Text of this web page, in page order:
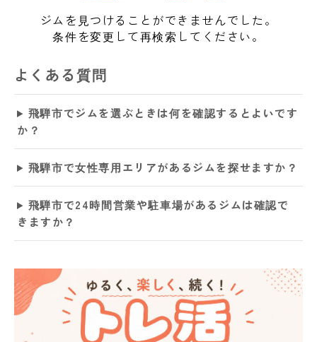
ジムを見つけることができませんでした。
条件を変更して再検索してください。
よくある質問
飛騨市でジムを選ぶときは何を確認するとよいです
か？
飛騨市で女性専用エリアがあるジムを探せますか？
飛騨市で24時間営業や駐車場があるジムは確認で
きますか？